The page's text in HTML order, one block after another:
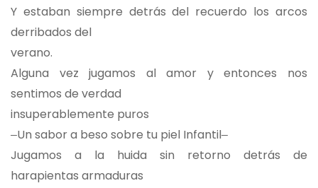
Y estaban siempre detrás del recuerdo los arcos
derribados del
verano.
Alguna vez jugamos al amor y entonces nos
sentimos de verdad
insuperablemente puros
‒Un sabor a beso sobre tu piel Infantil‒
Jugamos a la huida sin retorno detrás de
harapientas armaduras